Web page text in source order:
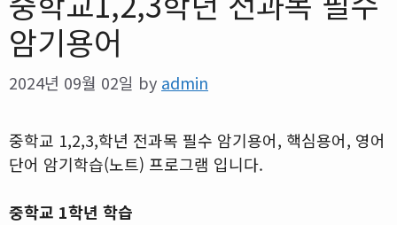
암기용어
2024년 09월 02일 by admin
중학교 1,2,3,학년 전과목 필수 암기용어, 핵심용어, 영어
단어 암기학습(노트) 프로그램 입니다.
중학교 1학년 학습